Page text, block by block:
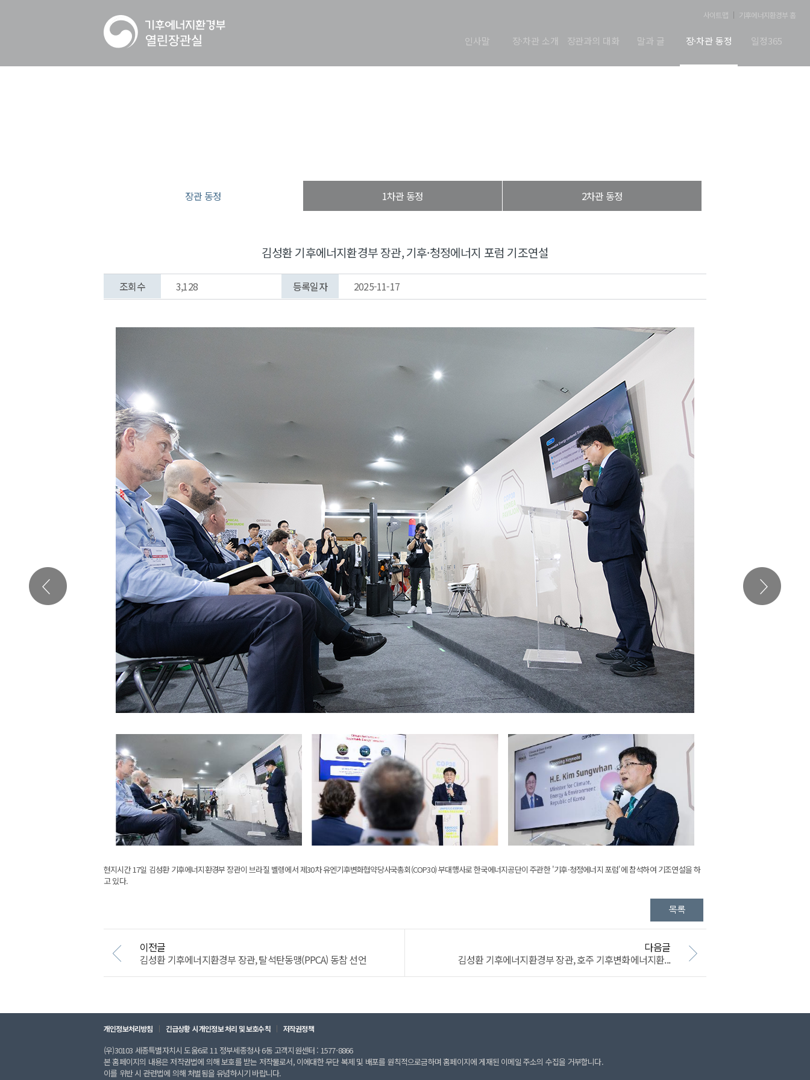
사이트맵 기후에너지환경부 홈
인사말 장·차관 소개 장관과의 대화 말과 글 장·차관 동정 일정365
장관 동정 1차관 동정 2차관 동정
김성환 기후에너지환경부 장관, 기후·청정에너지 포럼 기조연설
조회수 3,128 등록일자 2025-11-17
현지시간 17일 김성환 기후에너지환경부 장관이 브라질 벨렝에서 제30차 유엔기후변화협약당사국총회(COP30) 부대행사로 한국에너지공단이 주관한 '기후·청정에너지 포럼'에 참석하여 기조연설을 하
고 있다.
이전글
김성환 기후에너지환경부 장관, 탈석탄동맹(PPCA) 동참 선언
다음글
김성환 기후에너지환경부 장관, 호주 기후변화에너지환...
개인정보처리방침 긴급상황 시 개인정보 처리 및 보호수칙 저작권정책
(우)30103 세종특별자치시 도움6로 11 정부세종청사 6동 고객지원센터 : 1577-8866
본 홈페이지의 내용은 저작권법에 의해 보호를 받는 저작물로서, 이에대한 무단 복제 및 배포를 원칙적으로금하며 홈페이지에 게재된 이메일 주소의 수집을 거부합니다.
이를 위반 시 관련법에 의해 처벌됨을 유념하시기 바랍니다.